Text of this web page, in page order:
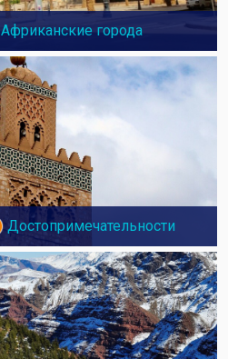
Африканские города
Достопримечательности